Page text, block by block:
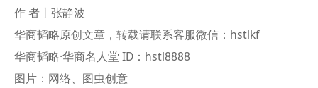
作 者丨张静波
华商韬略原创文章，转载请联系客服微信：hstlkf
华商韬略·华商名人堂 ID：hstl8888
图片：网络、图虫创意